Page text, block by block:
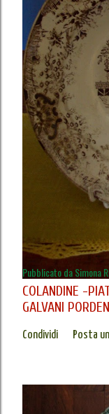
Pubblicato daSimona
COLANDINE -
GALVANI
Condividi Posta